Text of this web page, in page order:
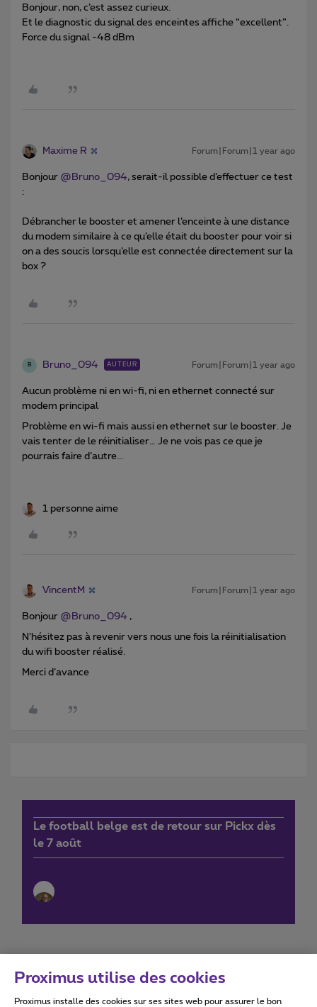
Bonjour, non, c’est assez curieux.
Et le diagnostic du signal des enceintes affiche “excellent”.
Force du signal -48 dBm
Maxime R Forum|Forum|1 year ago
Bonjour ​ @Bruno_094, serait-il possible d’effectuer ce test
:
Débrancher le booster et amener l’enceinte à une distance
du modem similaire à ce qu’elle était du booster pour voir si
on a des soucis lorsqu’elle est connectée directement sur la
box ?
B Bruno_094 AUTEUR Forum|Forum|1 year ago
Aucun problème ni en wi-fi, ni en ethernet connecté sur
modem principal
Problème en wi-fi mais aussi en ethernet sur le booster. Je
vais tenter de le réinitialiser… Je ne vois pas ce que je
pourrais faire d’autre...
1 personne aime
VincentM Forum|Forum|1 year ago
Bonjour ​ @Bruno_094 ,
N’hésitez pas à revenir vers nous une fois la réinitialisation
du wifi booster réalisé.
Merci d’avance
Le football belge est de retour sur Pickx dès
le 7 août
Proximus utilise des cookies
Proximus installe des cookies sur ses sites web pour assurer le bon